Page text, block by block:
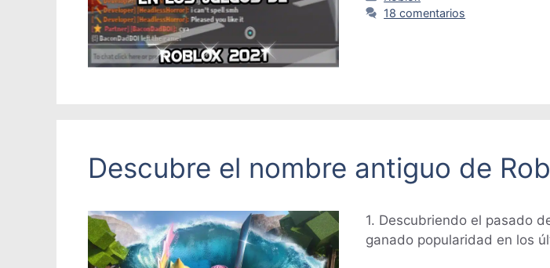
18 comentarios
Descubre el nombre antiguo de
1. Descubriendo el pasado
ganado popularidad en los